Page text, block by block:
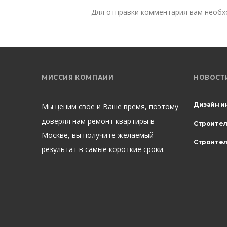
Для отправки комментария вам
МИССИЯ КОМПАИИ
Мы ценим свое и Ваше время, поэтому
доверяя нам ремонт квартиры в
Москве, вы получите желаемый
результат в самые короткие сроки.
Дизайн